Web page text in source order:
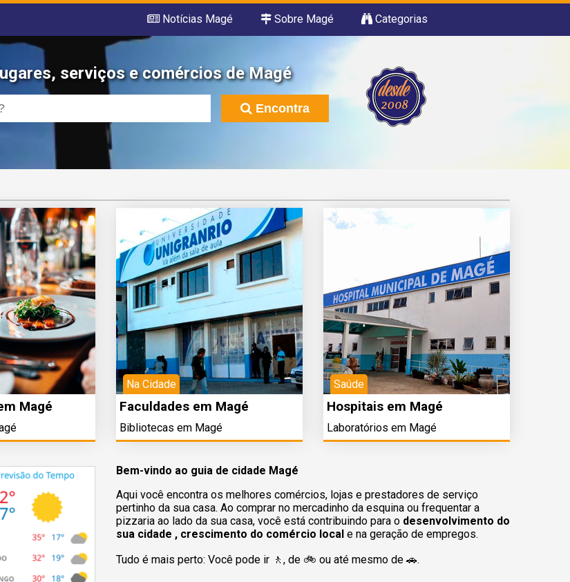
Notícias Magé Sobre Magé Categorias
serviços e comércios de Magé
Encontra
Magé
Na Cidade
Faculdades em Magé
Bibliotecas em Magé
Saúde
Hospitais em Magé
Laboratórios em Magé
Bem-vindo ao guia de cidade Magé
Aqui você encontra os melhores comércios, lojas e prestadores de serviço
pertinho da sua casa. Ao comprar no mercadinho da esquina ou frequentar a
pizzaria ao lado da sua casa, você está contribuindo para o desenvolvimento do
sua cidade , crescimento do comércio local e na geração de empregos.
Tudo é mais perto: Você pode ir 🚶‍, de 🚲 ou até mesmo de 🚗.